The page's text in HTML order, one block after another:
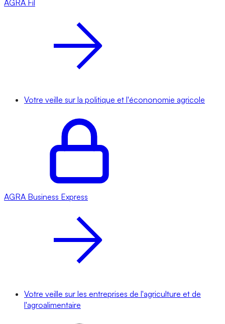
AGRA Fil
Votre veille sur la politique et l'écononomie agricole
AGRA Business Express
Votre veille sur les entreprises de l'agriculture et de
l'agroalimentaire